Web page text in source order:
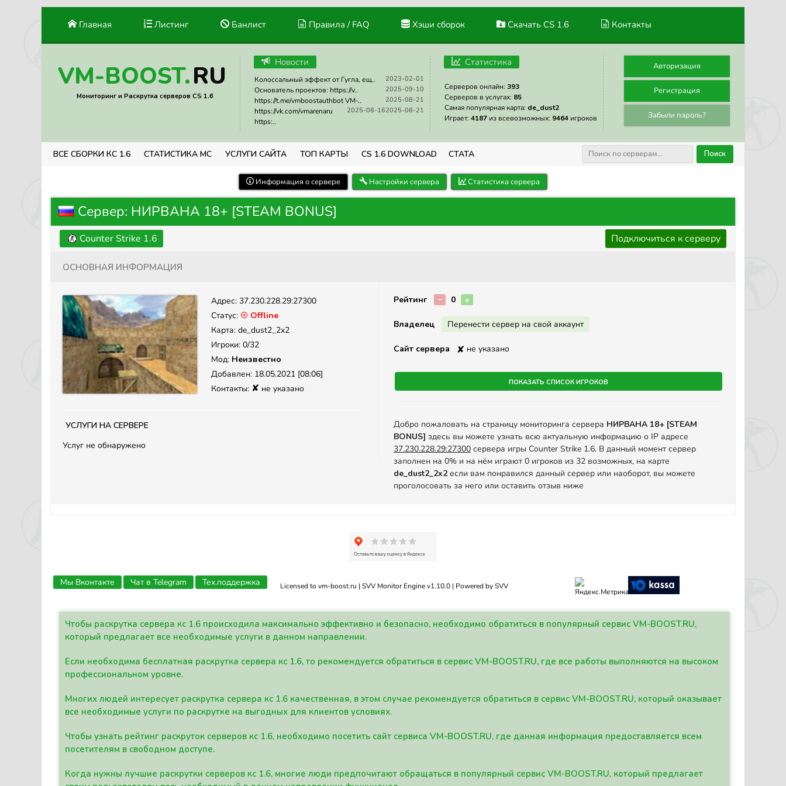
Главная Листинг Банлист Правила / FAQ Хэши сборок Скачать CS 1.6 Контакты
VM-BOOST.RU
Мониторинг и Раскрутка серверов CS 1.6
Новости
2023-02-01
Колоссальный эффект от Гугла, ещ..
2025-09-10
Основатель проектов: https://v..
2025-08-21
https://t.me/vmboostauthbot VM-..
2025-08-21
2025-08-16
https://vk.com/vmarenaru
https:..
Статистика
Серверов онлайн: 393
Серверов в услугах: 85
Самая популярная карта: de_dust2
Играет: 4187 из всевозможных: 9464 игроков
Авторизация
Регистрация
Забыли пароль?
ВСЕ СБОРКИ КС 1.6 СТАТИСТИКА МС УСЛУГИ САЙТА ТОП КАРТЫ CS 1.6 DOWNLOAD СТАТА Поиск
Информация о сервере Настройки сервера Статистика сервера
Сервер: НИРВАНА 18+ [STEAM BONUS]
Counter Strike 1.6 Подключиться к серверу
Основная информация
Адрес: 37.230.228.29:27300
Статус: ☉ Offline
Карта: de_dust2_2x2
Игроки: 0/32
Мод: Неизвестно
Добавлен: 18.05.2021 [08:06]
Контакты: ✘ не указано
Услуги на сервере
Услуг не обнаружено
Рейтинг − 0 +
Владелец Перенести сервер на свой аккаунт
Сайт сервера ✘ не указано
Показать список игроков
Добро пожаловать на страницу мониторинга сервера НИРВАНА 18+ [STEAM
BONUS] здесь вы можете узнать всю актуальную информацию о IP адресе
37.230.228.29:27300 сервера игры Counter Strike 1.6. В данный момент сервер
заполнен на 0% и на нём играют 0 игроков из 32 возможных, на карте
de_dust2_2x2если вам понравился данный сервер или наоборот, вы можете
проголосовать за него или оставить отзыв ниже
Licensed to vm-boost.ru | SVV Monitor Engine v1.10.0 | Powered by SVV
Мы Вконтакте Чат в Telegram Тех.поддержка
Чтобы раскрутка сервера кс 1.6 происходила максимально эффективно и безопасно, необходимо обратиться в популярный сервис VM-BOOST.RU,
который предлагает все необходимые услуги в данном направлении.
Если необходима бесплатная раскрутка сервера кс 1.6, то рекомендуется обратиться в сервис VM-BOOST.RU, где все работы выполняются на высоком
профессиональном уровне.
Многих людей интересует раскрутка сервера кс 1.6 качественная, в этом случае рекомендуется обратиться в сервис VM-BOOST.RU, который оказывает
все необходимые услуги по раскрутке на выгодных для клиентов условиях.
Чтобы узнать рейтинг раскруток серверов кс 1.6, необходимо посетить сайт сервиса VM-BOOST.RU, где данная информация предоставляется всем
посетителям в свободном доступе.
Когда нужны лучшие раскрутки серверов кс 1.6, многие люди предпочитают обращаться в популярный сервис VM-BOOST.RU, который предлагает